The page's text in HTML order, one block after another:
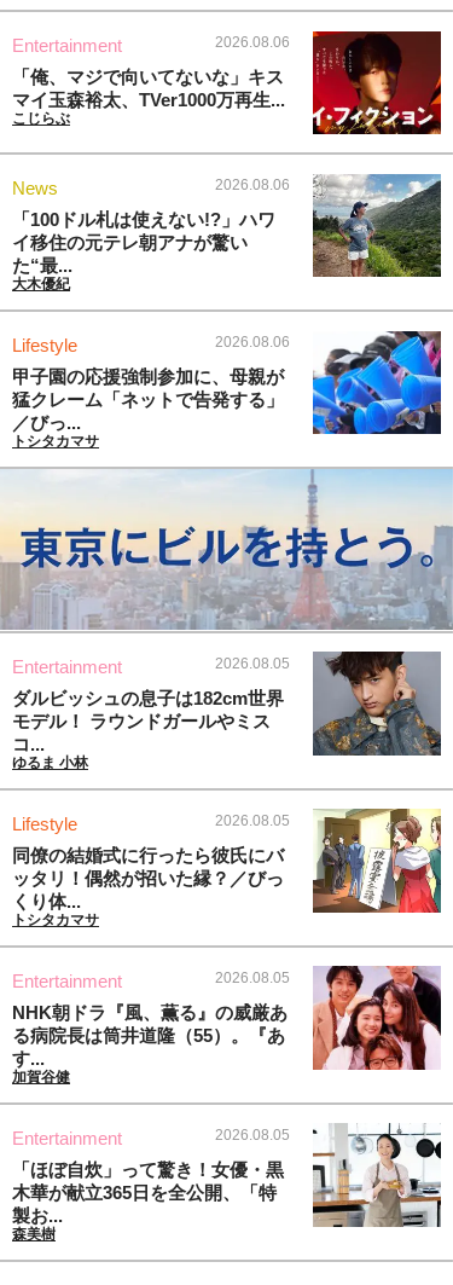
Entertainment 2026.08.06
「俺、マジで向いてないな」キス
マイ玉森裕太、TVer1000万再生...
こじらぶ
News 2026.08.06
「100ドル札は使えない!?」ハワ
イ移住の元テレ朝アナが驚い
た“最...
大木優紀
Lifestyle 2026.08.06
甲子園の応援強制参加に、母親が
猛クレーム「ネットで告発する」
／びっ...
トシタカマサ
Entertainment 2026.08.05
ダルビッシュの息子は182cm世界
モデル！ ラウンドガールやミス
コ...
ゆるま 小林
Lifestyle 2026.08.05
同僚の結婚式に行ったら彼氏にバ
ッタリ！偶然が招いた縁？／びっ
くり体...
トシタカマサ
Entertainment 2026.08.05
NHK朝ドラ『風、薫る』の威厳あ
る病院長は筒井道隆（55）。『あ
す...
加賀谷健
Entertainment 2026.08.05
「ほぼ自炊」って驚き！女優・黒
木華が献立365日を全公開、「特
製お...
森美樹